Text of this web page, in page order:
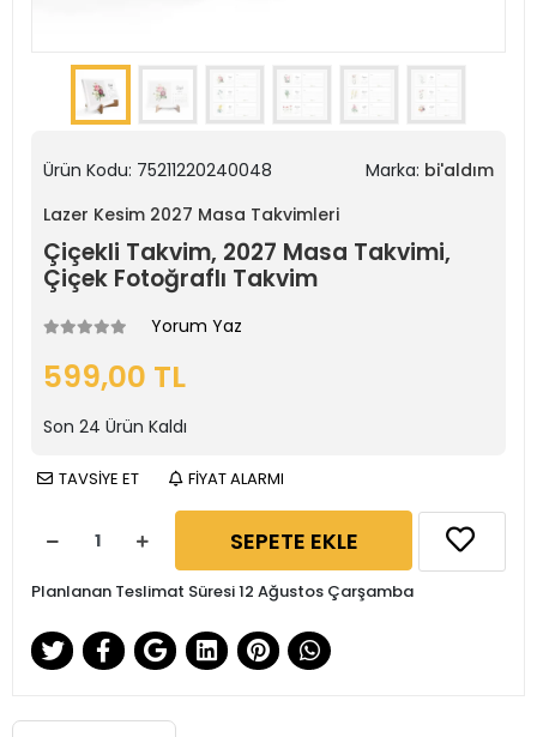
Ürün Kodu: 75211220240048 Marka: bi'aldım
Lazer Kesim 2027 Masa Takvimleri
Çiçekli Takvim, 2027 Masa Takvimi,
Çiçek Fotoğraflı Takvim
Yorum Yaz
599,00 TL
Son 24 Ürün Kaldı
TAVSİYE ET FİYAT ALARMI
SEPETE EKLE
Planlanan Teslimat Süresi 12 Ağustos Çarşamba